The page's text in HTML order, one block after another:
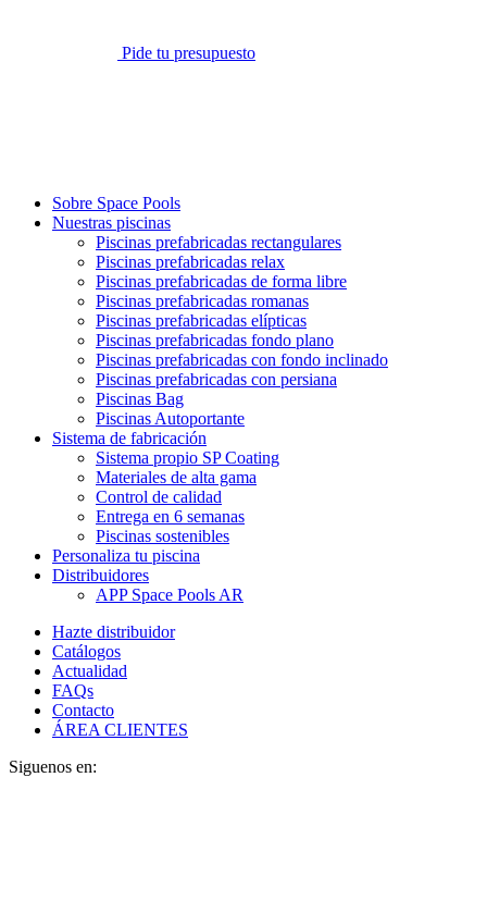
Pide tu presupuesto
Sobre Space Pools
Nuestras piscinas
Piscinas prefabricadas rectangulares
Piscinas prefabricadas relax
Piscinas prefabricadas de forma libre
Piscinas prefabricadas romanas
Piscinas prefabricadas elípticas
Piscinas prefabricadas fondo plano
Piscinas prefabricadas con fondo inclinado
Piscinas prefabricadas con persiana
Piscinas Bag
Piscinas Autoportante
Sistema de fabricación
Sistema propio SP Coating
Materiales de alta gama
Control de calidad
Entrega en 6 semanas
Piscinas sostenibles
Personaliza tu piscina
Distribuidores
APP Space Pools AR
Hazte distribuidor
Catálogos
Actualidad
FAQs
Contacto
ÁREA CLIENTES
Siguenos en: